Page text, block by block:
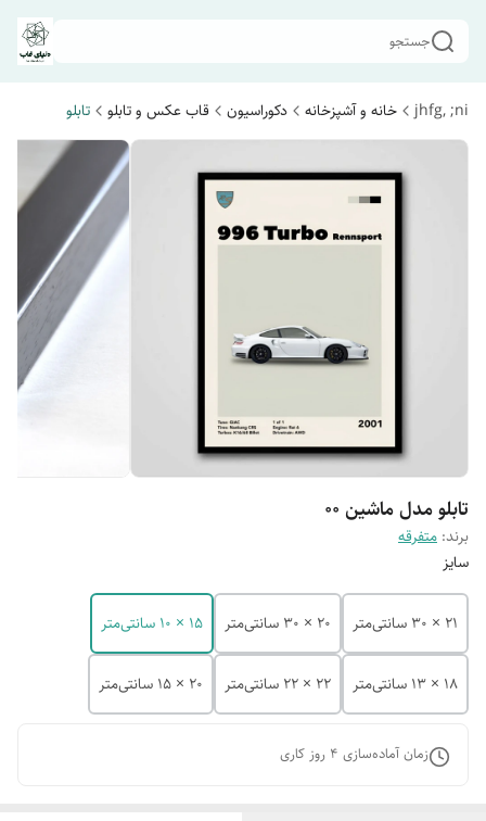
جستجو
jhfg, ;ni خانه و آشپزخانه دکوراسیون قاب عکس و تابلو تابلو
تابلو مدل ماشین 00
برند: متفرقه
سایز
21 × 30 سانتی‌متر 20 × 30 سانتی‌متر 15 × 10 سانتی‌متر
18 × 13 سانتی‌متر 22 × 22 سانتی‌متر 20 × 15 سانتی‌متر
زمان آماده‌سازی 4 روز کاری